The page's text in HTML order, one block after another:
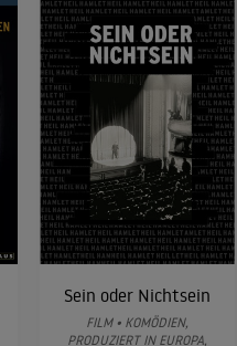
Sein oder Nichtsein
FILM • KOMÖDIEN,
PRODUZIERT IN EUROPA,